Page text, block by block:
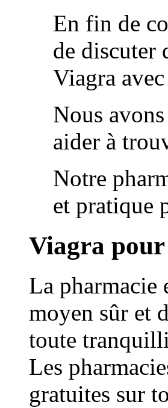
En fin de
de discuter
Viagra
Nous
aider à
Notre
et pratique
Viagra pour
La pharmacie
moyen sûr et
toute
Les
gratuites sur